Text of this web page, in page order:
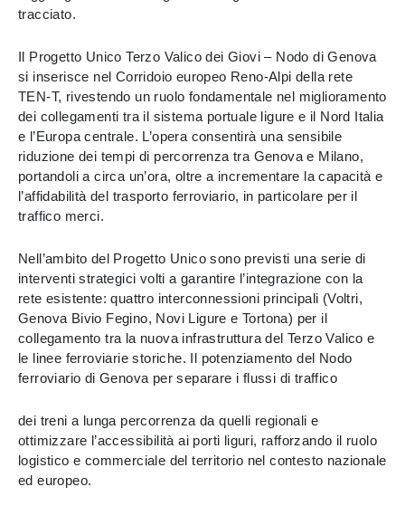
tracciato.
Il Progetto Unico Terzo Valico dei Giovi – Nodo di Genova
si inserisce nel Corridoio europeo Reno-Alpi della rete
TEN-T, rivestendo un ruolo fondamentale nel miglioramento
dei collegamenti tra il sistema portuale ligure e il Nord Italia
e l’Europa centrale. L’opera consentirà una sensibile
riduzione dei tempi di percorrenza tra Genova e Milano,
portandoli a circa un’ora, oltre a incrementare la capacità e
l’affidabilità del trasporto ferroviario, in particolare per il
traffico merci.
Nell’ambito del Progetto Unico sono previsti una serie di
interventi strategici volti a garantire l’integrazione con la
rete esistente: quattro interconnessioni principali (Voltri,
Genova Bivio Fegino, Novi Ligure e Tortona) per il
collegamento tra la nuova infrastruttura del Terzo Valico e
le linee ferroviarie storiche. Il potenziamento del Nodo
ferroviario di Genova per separare i flussi di traffico
dei treni a lunga percorrenza da quelli regionali e
ottimizzare l’accessibilità ai porti liguri, rafforzando il ruolo
logistico e commerciale del territorio nel contesto nazionale
ed europeo.